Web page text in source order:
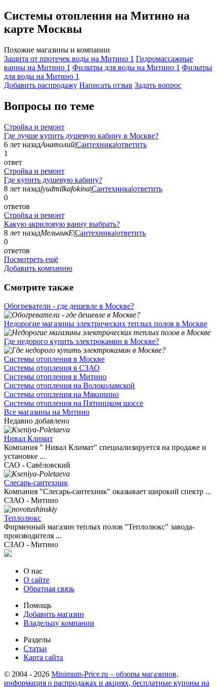
Системы отопления на Митино на
карте Москвы
Похожие магазины и компании
Защита от протечек воды на Митино 1 Гидромассажные
ванны на Митино 1 Фильтры для воды на Митино 1 Фильтры
для воды на Митино 1
Добавить раcпродажу Написать отзыв Задать вопрос
Вопросы по теме
Стройка и ремонт
Где лучше купить душевую кабину в Москве?
6 лет назадАнатолий|Сантехника|ответить
1
ответ
Стройка и ремонт
Где купить душевую кабину?
8 лет назадlyudmilkafokina|Сантехника|ответить
0
ответов
Стройка и ремонт
Какую акриловую ванну выбрать?
8 лет назадМельникЕ|Сантехника|ответить
0
ответов
Посмотреть ещё
Добавить компанию
Смотрите также
Обогреватели - где дешевле в Москве?
Недорогие магазины электрических теплых полов в Москве
Где недорого купить электрокамин в Москве?
Системы отопления в Москве
Системы отопления в СЗАО
Системы отопления в Митино
Системы отопления на Волоколамской
Системы отопления на Мякинино
Системы отопления на Пятницком шоссе
Все магазины на Митино
Недавно добавлено
Нивал Климат
Компания " Нивал Климат" специализируется на продаже и
установке ...
САО - Савёловский
Слесарь-сантехник
Компания "Слесарь-сантехник" оказывает широкий спектр ...
СЗАО - Митино
Теплолюкс
Фирменный магазин теплых полов "Теплолюкс" завода-
производителя ...
СЗАО - Митино
О нас
О сайте
Обратная связь
Помощь
Добавить магазин
Владельцу компании
Разделы
Статьи
Карта сайта
© 2004 - 2026 Minimum-Price.ru – обзоры магазинов,
информация о распродажах и акциях, бесплатные купоны на